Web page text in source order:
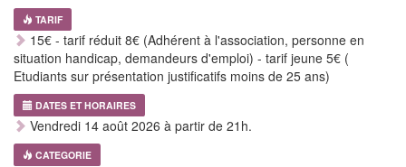
TARIF
15€ - tarif réduit 8€ (Adhérent à l'association, personne en
situation handicap, demandeurs d'emploi) - tarif jeune 5€ (
Etudiants sur présentation justificatifs moins de 25 ans)
DATES ET HORAIRES
Vendredi 14 août 2026 à partir de 21h.
CATEGORIE